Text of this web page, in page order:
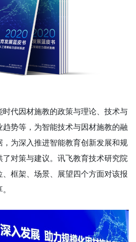
代因材施教的政策与理论、技术与
势等，为智能技术与因材施教的融
为深入推进智能教育创新发展和规
对策与建议。讯飞教育技术研究院
、框架、场景、展望四个方面对该报